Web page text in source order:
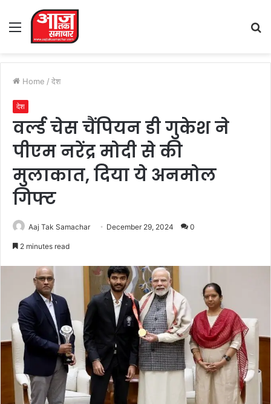
Menu
Home / देश
देश
वर्ल्ड चेस चैंपियन डी गुकेश ने
पीएम नरेंद्र मोदी से की
मुलाकात, दिया ये अनमोल
गिफ्ट
Aaj Tak Samachar December 29, 2024 0
2 minutes read